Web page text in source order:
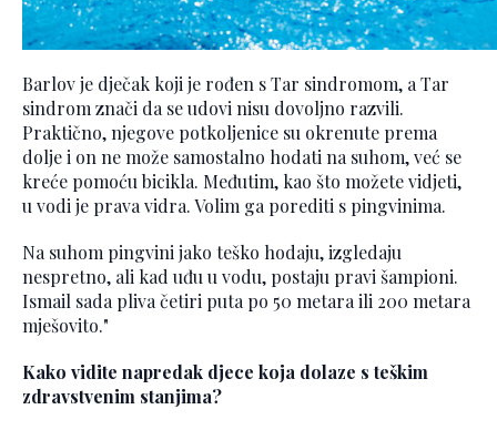
Barlov je dječak koji je rođen s Tar sindromom, a Tar
sindrom znači da se udovi nisu dovoljno razvili.
Praktično, njegove potkoljenice su okrenute prema
dolje i on ne može samostalno hodati na suhom, već se
kreće pomoću bicikla. Međutim, kao što možete vidjeti,
u vodi je prava vidra. Volim ga porediti s pingvinima.
Na suhom pingvini jako teško hodaju, izgledaju
nespretno, ali kad uđu u vodu, postaju pravi šampioni.
Ismail sada pliva četiri puta po 50 metara ili 200 metara
mješovito."
Kako vidite napredak djece koja dolaze s teškim
zdravstvenim stanjima?